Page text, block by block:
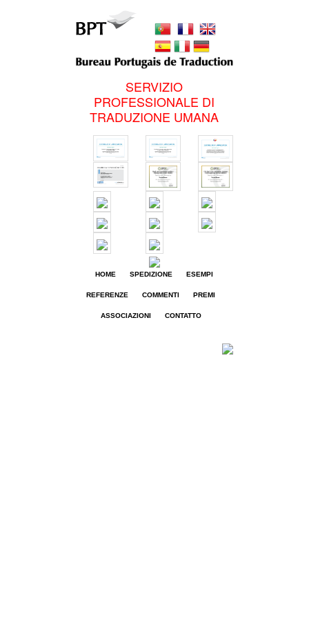
SERVIZIO
PROFESSIONALE DI
TRADUZIONE UMANA
HOME SPEDIZIONE ESEMPI
REFERENZE COMMENTI PREMI
ASSOCIAZIONI CONTATTO